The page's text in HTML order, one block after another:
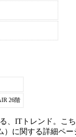
26階
、ITトレンド。こち
）に関する詳細ペ